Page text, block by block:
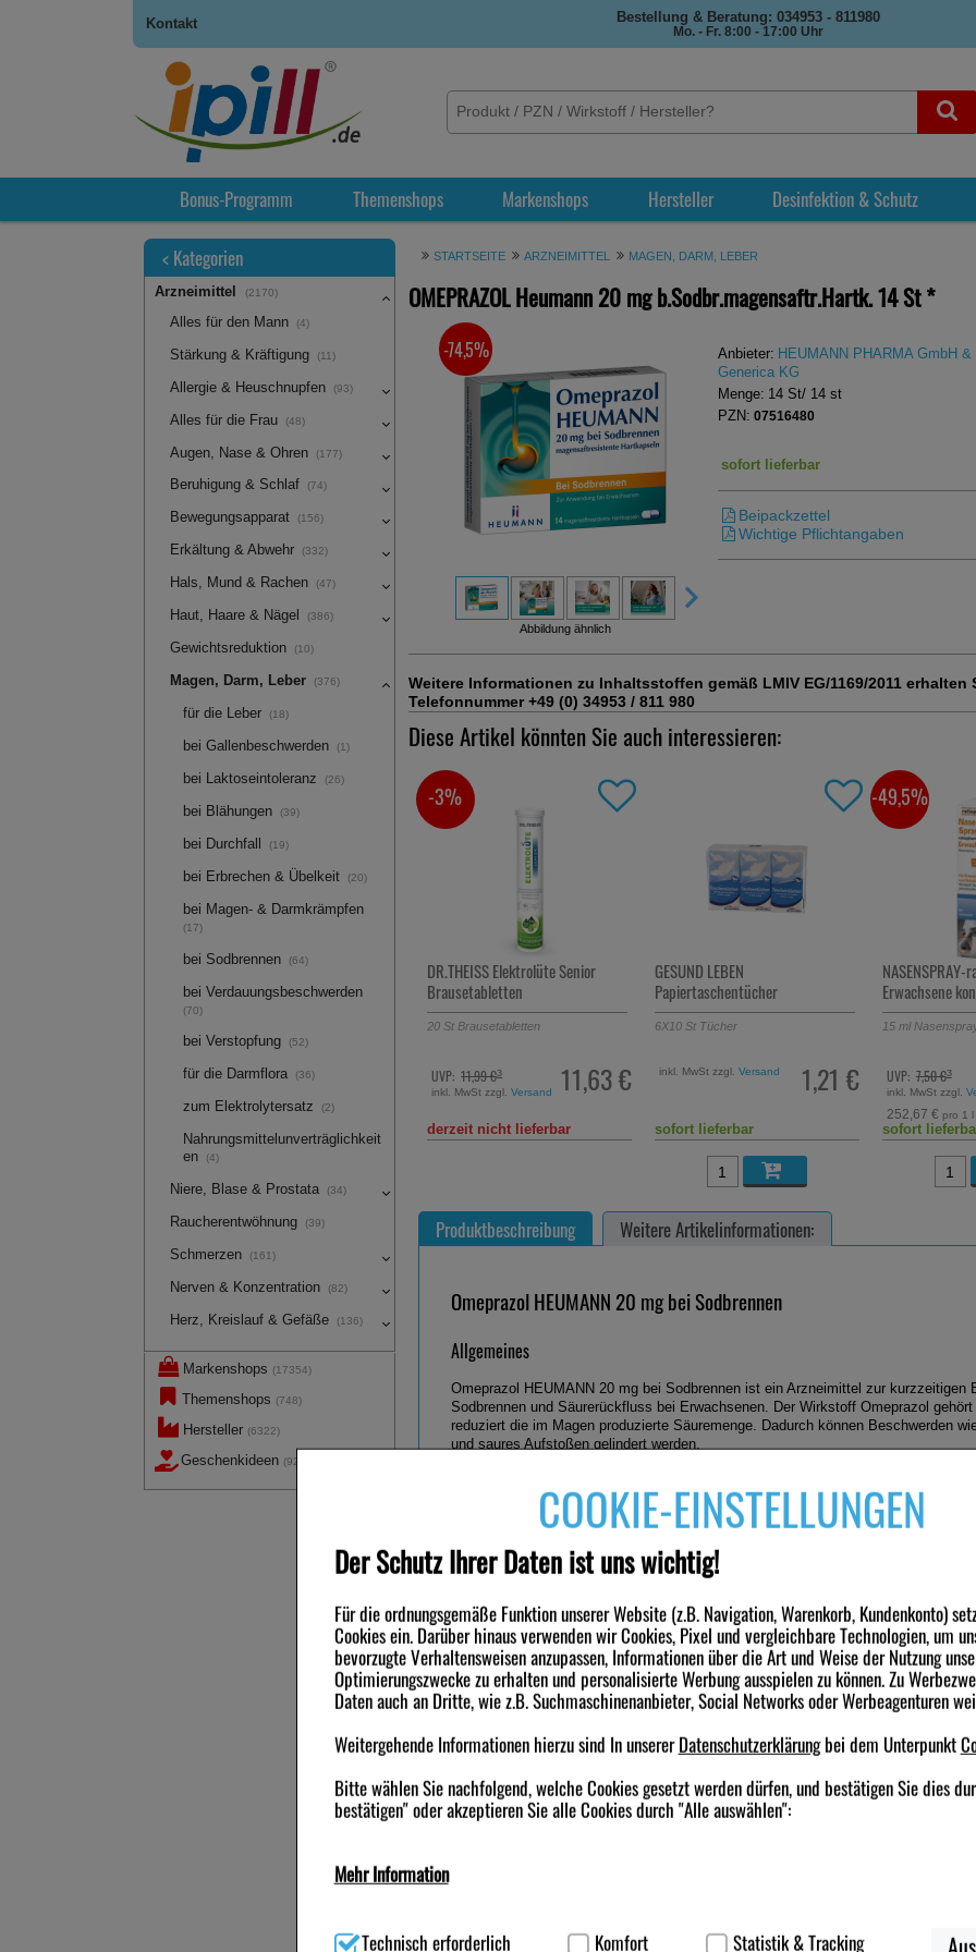
COOKIE-EINSTELLUNGEN
Der Schutz Ihrer Daten ist uns wichtig!
Für die ordnungsgemäße Funktion unserer Website (z.B. Navigation, Warenkorb, Kundenkonto)
Cookies ein. Darüber hinaus verwenden wir Cookies, Pixel und vergleichbare Technologien, um
bevorzugte Verhaltensweisen anzupassen, Informationen über die Art und Weise der Nutzung
Optimierungszwecke zu erhalten und personalisierte Werbung ausspielen zu können. Zu
Daten auch an Dritte, wie z.B. Suchmaschinenanbieter, Social Networks oder Werbeagenturen
Weitergehende Informationen hierzu sind In unsererDatenschutzerklärungbei dem Unterpunkt
Bitte wählen Sie nachfolgend, welche Cookies gesetzt werden dürfen, und bestätigen Sie dies
bestätigen" oder akzeptieren Sie alle Cookies durch "Alle auswählen":
Mehr Information
(z.B. Navigation, Warenkorb, Kundenkonto), weshalb auf diese nicht verzichtet werden kann.
Technisch erforderlich Komfort Statistik & Tracking
Kontakt Bestellung & Beratung: 034953 - 811980
Mo. - Fr. 8:00 - 17:00 Uhr
Bonus-Programm Themenshops Markenshops Hersteller Desinfektion & Schutz
STARTSEITE ARZNEIMITTEL MAGEN, DARM, LEBER
OMEPRAZOL Heumann 20 mg b.Sodbr.magensaftr.Hartk.14 St*
Abbildung ähnlich
SIE SPAREN
-74,5% Anbieter: HEUMANN PHARMA GmbH &
Generica KG
Menge: 14 St/ 14 st
PZN: 07516480
sofort lieferbar
Beipackzettel
Wichtige Pflichtangaben
Weitere Informationen zu Inhaltsstoffen gemäß LMIV EG/1169/2011
Telefonnummer +49 (0) 34953 / 811 980
Diese Artikel könnten Sie auch interessieren:
DR.THEISS Elektrolüte Senior
Brausetabletten
UVP: 11,99 €³
derzeit nicht lieferbar
GESUND LEBEN
Papiertaschentücher
6X10 St Tücher
1,21 €
inkl. MwSt zzgl.
sofort lieferbar
NASENSPRAY-ratiopharm
Erwachsene kons.frei
15ml Nasenspray
3,79 €
UVP: 7,50 €³
sofort lieferbar
LOPEDIUM akut
Durchfall
10St Hartkapseln
Statt: 6,03 €²
inkl. MwSt zzgl.
-58,5%
sofort
…
Produktbeschreibung Weitere Artikelinformationen:
Omeprazol HEUMANN 20 mg bei Sodbrennen
Allgemeines
Omeprazol HEUMANN 20 mg bei Sodbrennen ist ein Arzneimittel zur kurzzeitigen
Sodbrennen und Säurerückfluss bei Erwachsenen. Der Wirkstoff Omeprazol
reduziert die im Magen produzierte Säuremenge. Dadurch können Beschwerden
und saures Aufstoßen gelindert werden.
Jede magensaftresistente Hartkapsel enthält 20 mg Omeprazol. Die Einnahme
Die magensaftresistent überzogenen Pellets schützen den Wirkstoff während der
Darm frei. Eine Besserung der Beschwerden kann bereits nach Beginn der
die Kapseln an 2 bis 3 aufeinanderfolgenden Tagen einzunehmen.
Anwendung
Die empfohlene Dosierung für Erwachsene beträgt einmal täglich eine Hartkapsel
bis zu 14 Tagen.
1-mal täglich 1 Hartkapsel mit 20 mg Omeprazol einnehmen.
Kann mit einer Mahlzeit oder auf nüchternen Magen eingenommen werden.
Kapsel beziehungsweise enthaltene Pellets nicht zerkauen oder zerdrücken.
Es kann eine Einnahme über 2 bis 3 aufeinanderfolgende Tage notwendig sein,
Andere Kunden haben ebenfalls folgende Produkte gekauft
< Kategorien
Arzneimittel (2170)
Alles für den Mann (4)
Stärkung & Kräftigung (11)
Allergie & Heuschnupfen (93)
Alles für die Frau (48)
Augen, Nase & Ohren (177)
Beruhigung & Schlaf (74)
Bewegungsapparat (156)
Erkältung & Abwehr (332)
Hals, Mund & Rachen (47)
Haut, Haare & Nägel (386)
Gewichtsreduktion (10)
Magen, Darm, Leber (376)
für die Leber (18)
bei Gallenbeschwerden (1)
bei Laktoseintoleranz (26)
bei Blähungen (39)
bei Durchfall (19)
bei Erbrechen & Übelkeit (20)
bei Magen- & Darmkrämpfen
(17)
bei Sodbrennen (64)
bei Verdauungsbeschwerden
(70)
bei Verstopfung (52)
für die Darmflora (36)
zum Elektrolytersatz (2)
Nahrungsmittelunverträglichkeit
en
(4)
Niere, Blase & Prostata (34)
Raucherentwöhnung (39)
Schmerzen (161)
Nerven & Konzentration (82)
Herz, Kreislauf & Gefäße (136)
Markenshops (17354)
Themenshops (748)
Hersteller (6322)
Geschenkideen (92)